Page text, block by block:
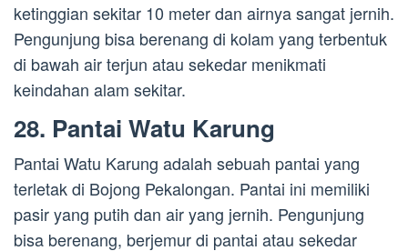
ketinggian sekitar 10 meter dan airnya sangat jernih.
Pengunjung bisa berenang di kolam yang terbentuk
di bawah air terjun atau sekedar menikmati
keindahan alam sekitar.
28. Pantai Watu Karung
Pantai Watu Karung adalah sebuah pantai yang
terletak di Bojong Pekalongan. Pantai ini memiliki
pasir yang putih dan air yang jernih. Pengunjung
bisa berenang, berjemur di pantai atau sekedar